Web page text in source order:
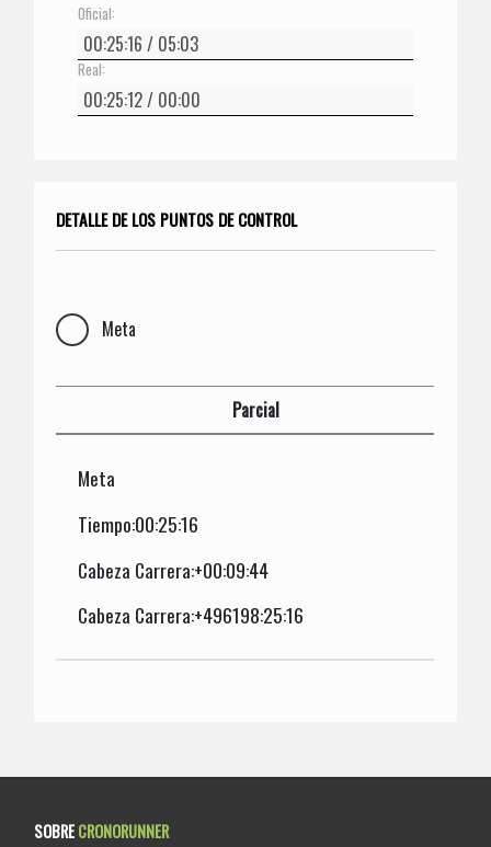
Oficial:
Real:
DETALLE DE LOS PUNTOS DE CONTROL
Meta
Parcial
Meta
Tiempo:00:25:16
Cabeza Carrera:+00:09:44
Cabeza Carrera:+496198:25:16
SOBRECRONORUNNER